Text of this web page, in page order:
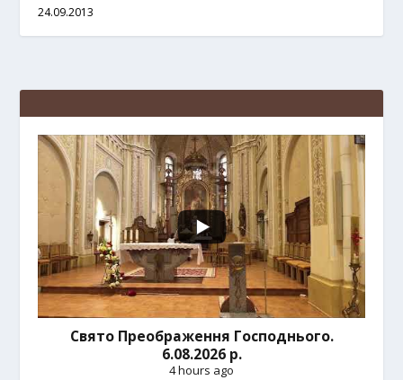
24.09.2013
Свято Преображення Господнього.
6.08.2026 р.
4 hours ago